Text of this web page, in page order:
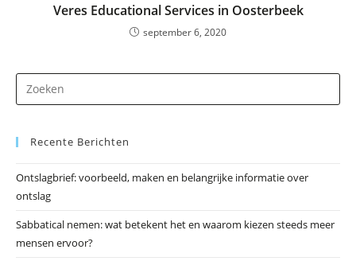
Veres Educational Services in Oosterbeek
september 6, 2020
op
Recente Berichten
Ontslagbrief: voorbeeld, maken en belangrijke informatie over
ontslag
Sabbatical nemen: wat betekent het en waarom kiezen steeds meer
mensen ervoor?